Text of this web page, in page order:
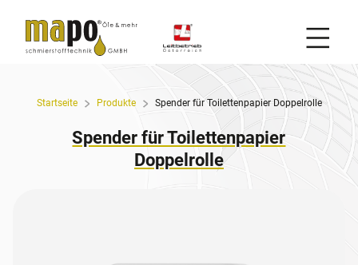
Startseite Produkte Spender für Toilettenpapier Doppelrolle
Spender für Toilettenpapier
Doppelrolle